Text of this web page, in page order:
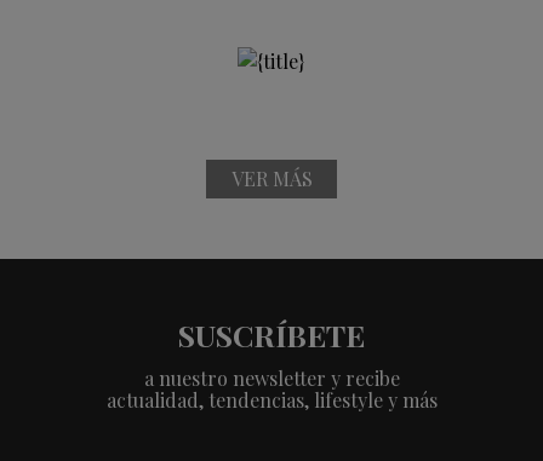
VER MÁS
SUSCRÍBETE
a nuestro newsletter y recibe
actualidad, tendencias, lifestyle y más